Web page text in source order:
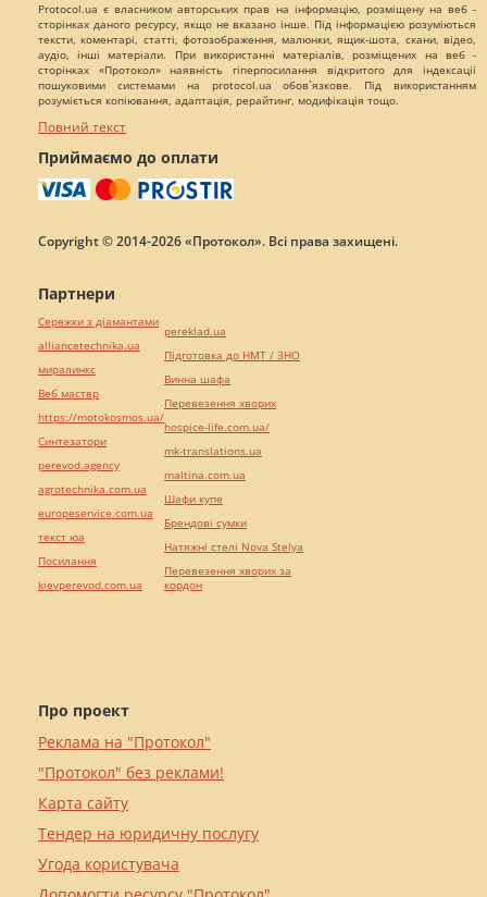
Protocol.ua є власником авторських прав на інформацію, розміщену на веб -
сторінках даного ресурсу, якщо не вказано інше. Під інформацією розуміються
тексти, коментарі, статті, фотозображення, малюнки, ящик-шота, скани, відео,
аудіо, інші матеріали. При використанні матеріалів, розміщених на веб -
сторінках «Протокол» наявність гіперпосилання відкритого для індексації
пошуковими системами на protocol.ua обов`язкове. Під використанням
розуміється копіювання, адаптація, рерайтинг, модифікація тощо.
Повний текст
Приймаємо до оплати
Copyright © 2014-2026 «Протокол». Всі права захищені.
Про проект
Реклама на "Протокол"
"Протокол" без реклами!
Карта сайту
Тендер на юридичну послугу
Угода користувача
Партнери
Сережки з діамантами
alliancetechnika.ua
миралинкс
Веб мастер
https://motokosmos.ua/
Синтезатори
perevod.agency
agrotechnika.com.ua
europeservice.com.ua
текст юа
Посилання
kievperevod.com.ua
pereklad.ua
Підготовка до НМТ / ЗНО
Винна шафа
Перевезення хворих
hospice-life.com.ua/
mk-translations.ua
maltina.com.ua
Шафи купе
Брендові сумки
Натяжні стелі Nova Stelya
Перевезення хворих за
кордон